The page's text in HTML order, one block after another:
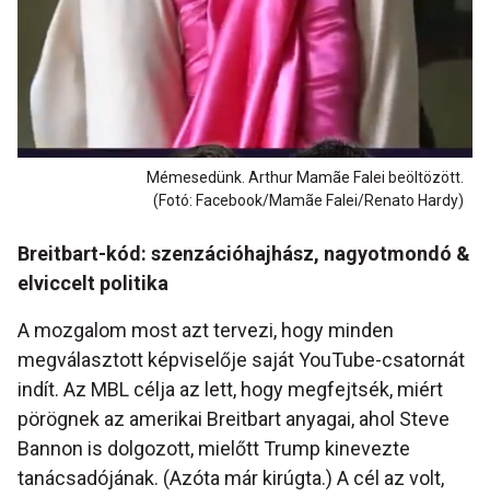
Mémesedünk. Arthur Mamãe Falei beöltözött.
(Fotó: Facebook/Mamãe Falei/Renato Hardy)
Breitbart-kód: szenzációhajhász, nagyotmondó &
elviccelt politika
A mozgalom most azt tervezi, hogy minden
megválasztott képviselője saját YouTube-csatornát
indít. Az MBL célja az lett, hogy megfejtsék, miért
pörögnek az amerikai Breitbart anyagai, ahol Steve
Bannon is dolgozott, mielőtt Trump kinevezte
tanácsadójának. (Azóta már kirúgta.) A cél az volt,